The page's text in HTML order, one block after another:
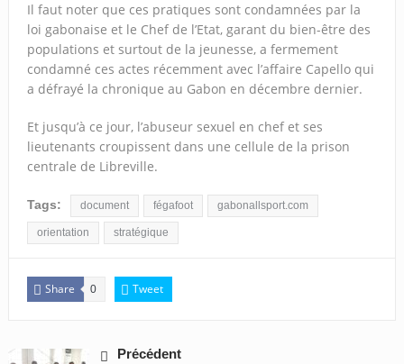
Il faut noter que ces pratiques sont condamnées par la
loi gabonaise et le Chef de l’Etat, garant du bien-être des
populations et surtout de la jeunesse, a fermement
condamné ces actes récemment avec l’affaire Capello qui
a défrayé la chronique au Gabon en décembre dernier.
Et jusqu’à ce jour, l’abuseur sexuel en chef et ses
lieutenants croupissent dans une cellule de la prison
centrale de Libreville.
Tags: document fégafoot gabonallsport.com
orientation stratégique
Share 0 Tweet
Précédent